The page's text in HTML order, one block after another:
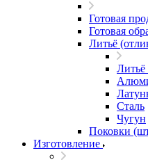
Готовая
Готовая
Литьё
Литьё
Сталь
Чугун
Поковки
Изготовление